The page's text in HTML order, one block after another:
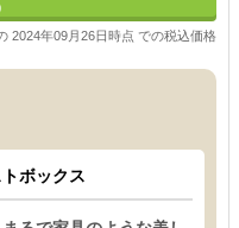
2024年09月26日時点 での税込価格
ボックス